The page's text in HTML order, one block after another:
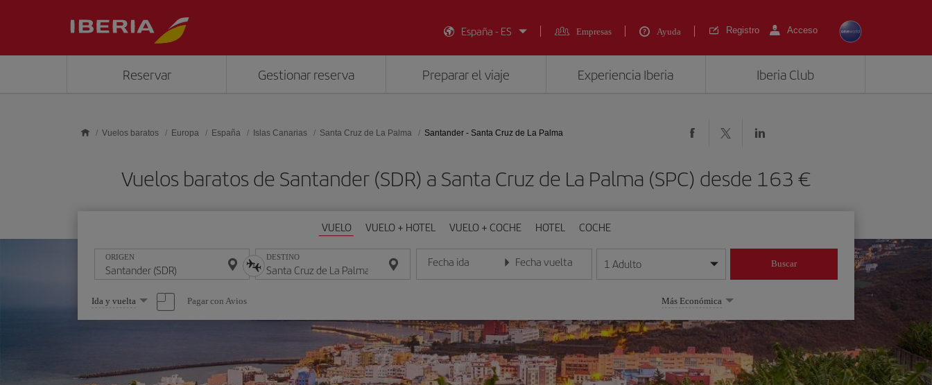
España - ES
Empresas Ayuda Registro Acceso
Reservar Gestionar reserva Preparar el viaje Experiencia Iberia Iberia Club
Vuelos baratos Europa España Islas Canarias Santa Cruz de La Palma Santander - Santa Cruz de La Palma
Vuelos baratos de Santander (SDR) a Santa Cruz de La Palma (SPC) desde 163 €
VUELO VUELO + HOTEL VUELO + COCHE HOTEL COCHE
ORIGEN DESTINO Fecha ida
Introduce la fecha en formato día/mes/año
Fecha vuelta
Introduce la fecha en formato día/mes/año
1 Adulto Buscar
Seleccione
una
opción
Ida y vuelta Pagar con Avios Más Económica